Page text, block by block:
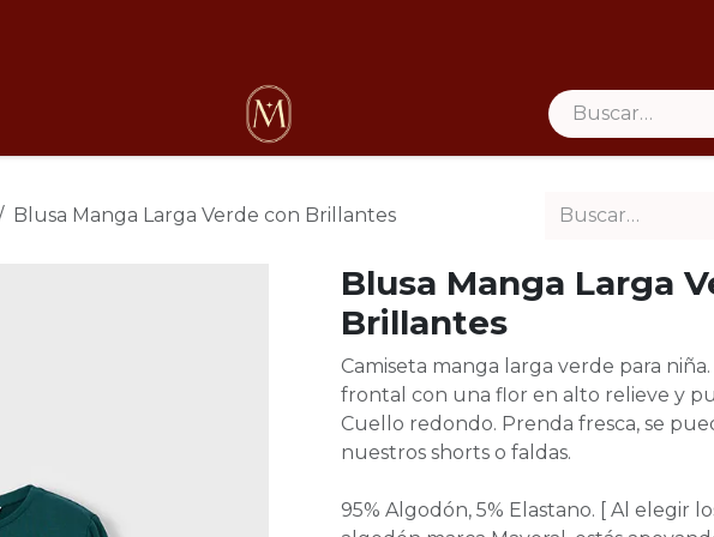
Blusa Manga Larga Verde con Brillantes
Blusa Manga Larga
Brillantes
Camiseta manga larga verde para
frontal con una flor en alto relieve y
Cuello redondo. Prenda fresca, se
nuestros shorts o faldas.
95% Algodón, 5% Elastano. [ Al elegir